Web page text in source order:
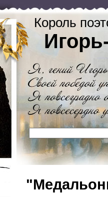
Король